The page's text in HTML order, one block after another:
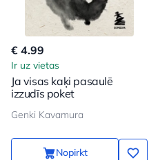
€ 4.99
Ir uz vietas
Ja visas kaķi pasaulē
izzudīs poket
Genki Kavamura
Nopirkt